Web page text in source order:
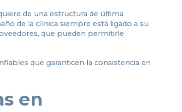
de una estructura de última
de la clínica siempre está ligado a su
que pueden permitirle
que garanticen la consistencia en
en